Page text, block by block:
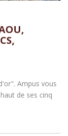
Ampus vous
de ses cinq